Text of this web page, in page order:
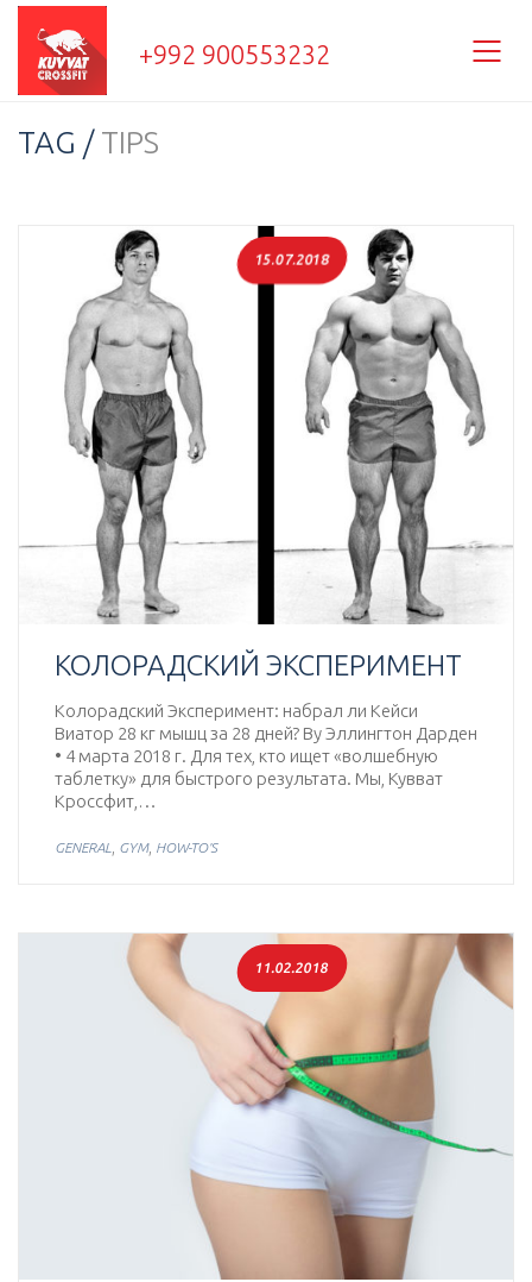
+992 900553232
TAG / TIPS
КОЛОРАДСКИЙ ЭКСПЕРИМЕНТ
Колорадский Эксперимент: набрал ли Кейси
Виатор 28 кг мышц за 28 дней? By Эллингтон Дарден
• 4 марта 2018 г. Для тех, кто ищет «волшебную
таблетку» для быстрого результата. Мы, Кувват
Кроссфит,…
15.07.2018
GENERAL , GYM, HOW-TO'S
11.02.2018